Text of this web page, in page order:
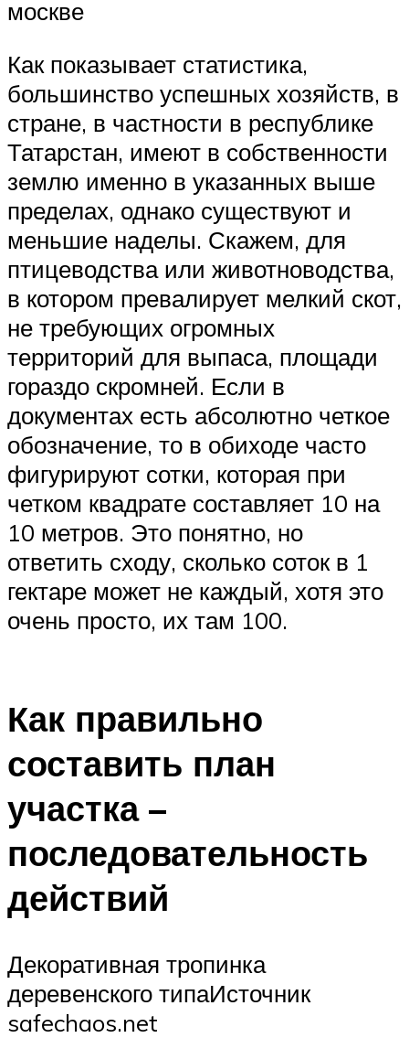
москве
Как показывает статистика,
большинство успешных хозяйств, в
стране, в частности в республике
Татарстан, имеют в собственности
землю именно в указанных выше
пределах, однако существуют и
меньшие наделы. Скажем, для
птицеводства или животноводства,
в котором превалирует мелкий скот,
не требующих огромных
территорий для выпаса, площади
гораздо скромней. Если в
документах есть абсолютно четкое
обозначение, то в обиходе часто
фигурируют сотки, которая при
четком квадрате составляет 10 на
10 метров. Это понятно, но
ответить сходу, сколько соток в 1
гектаре может не каждый, хотя это
очень просто, их там 100.
Как правильно
составить план
участка –
последовательность
действий
Декоративная тропинка
деревенского типаИсточник
safechaos.net